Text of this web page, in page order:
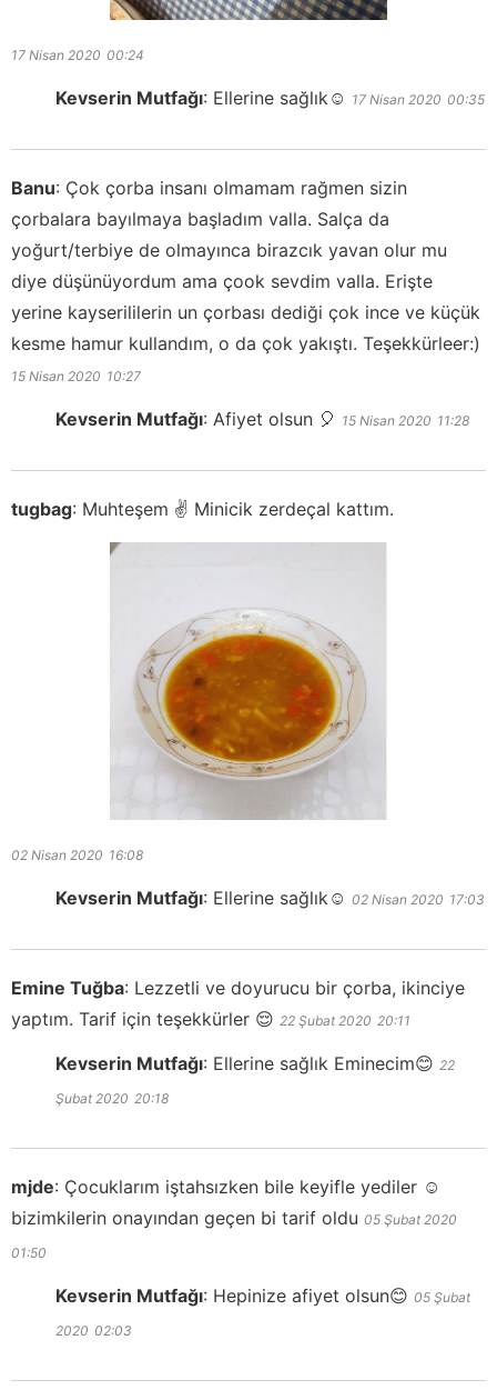
17 Nisan 2020 00:24
Kevserin Mutfağı: Ellerine sağlık☺️ 17 Nisan 2020 00:35
Banu: Çok çorba insanı olmamam rağmen sizin
çorbalara bayılmaya başladım valla. Salça da
yoğurt/terbiye de olmayınca birazcık yavan olur mu
diye düşünüyordum ama çook sevdim valla. Erişte
yerine kayserililerin un çorbası dediği çok ince ve küçük
kesme hamur kullandım, o da çok yakıştı. Teşekkürleer:)
15 Nisan 2020 10:27
Kevserin Mutfağı: Afiyet olsun 🎈 15 Nisan 2020 11:28
tugbag: Muhteşem ✌ Minicik zerdeçal kattım.
02 Nisan 2020 16:08
Kevserin Mutfağı: Ellerine sağlık☺️ 02 Nisan 2020 17:03
Emine Tuğba: Lezzetli ve doyurucu bir çorba, ikinciye
yaptım. Tarif için teşekkürler 😌 22 Şubat 2020 20:11
Kevserin Mutfağı: Ellerine sağlık Eminecim😊 22
Şubat 2020 20:18
mjde: Çocuklarım iştahsızken bile keyifle yediler ☺️
bizimkilerin onayından geçen bi tarif oldu 05 Şubat 2020
01:50
Kevserin Mutfağı: Hepinize afiyet olsun😊 05 Şubat
2020 02:03